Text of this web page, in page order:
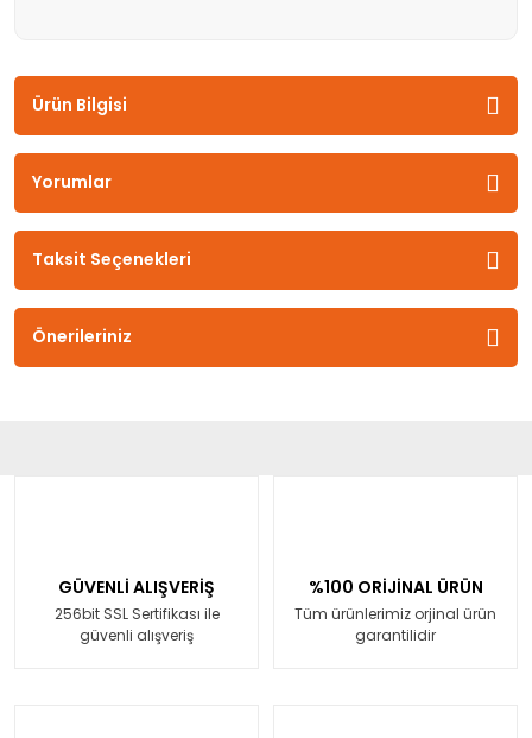
Ürün Bilgisi
Yorumlar
Taksit Seçenekleri
Önerileriniz
GÜVENLİ ALIŞVERİŞ
256bit SSL Sertifikası ile
güvenli alışveriş
%100 ORİJİNAL ÜRÜN
Tüm ürünlerimiz orjinal ürün
garantilidir